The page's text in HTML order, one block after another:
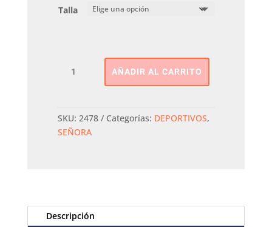
Talla
AÑADIR AL CARRITO
SKU: 2478 Categorías: DEPORTIVOS,
SEÑORA
Descripción